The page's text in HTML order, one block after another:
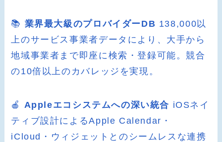
📚 業界最大級のプロバイダーDB 138,000以
上のサービス事業者データにより、大手から
地域事業者まで即座に検索・登録可能。競合
の10倍以上のカバレッジを実現。
🍎 Appleエコシステムへの深い統合 iOSネイ
ティブ設計によるApple Calendar・
iCloud・ウィジェットとのシームレスな連携